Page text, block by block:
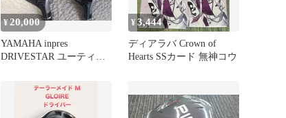
¥20,000
YAMAHA inpres
DRIVESTAR ユーティリ
¥3,444
ディアラバ Crown of
Hearts SSカード 無神コウ